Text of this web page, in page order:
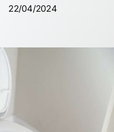
22/04/2024